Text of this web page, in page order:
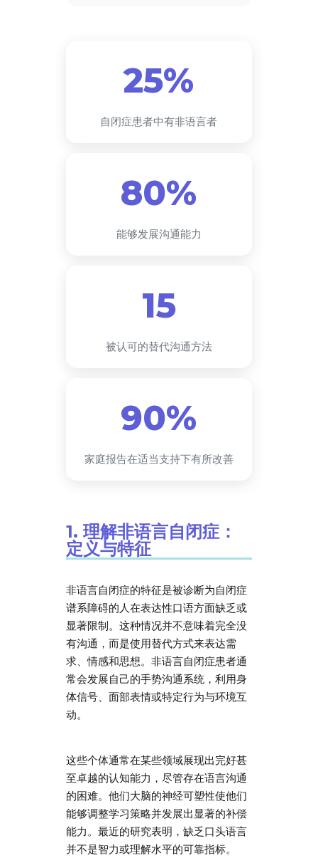
25%
自闭症患者中有非语言者
80%
能够发展沟通能力
15
被认可的替代沟通方法
90%
家庭报告在适当支持下有所改善
1. 理解非语言自闭症：
定义与特征
非语言自闭症的特征是被诊断为自闭症
谱系障碍的人在表达性口语方面缺乏或
显著限制。这种情况并不意味着完全没
有沟通，而是使用替代方式来表达需
求、情感和思想。非语言自闭症患者通
常会发展自己的手势沟通系统，利用身
体信号、面部表情或特定行为与环境互
动。
这些个体通常在某些领域展现出完好甚
至卓越的认知能力，尽管存在语言沟通
的困难。他们大脑的神经可塑性使他们
能够调整学习策略并发展出显著的补偿
能力。最近的研究表明，缺乏口头语言
并不是智力或理解水平的可靠指标。